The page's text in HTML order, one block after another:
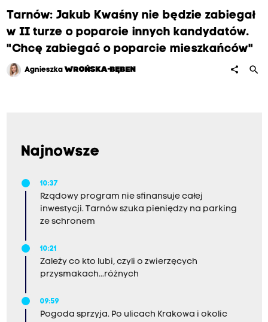
Tarnów: Jakub Kwaśny nie będzie zabiegał
w II turze o poparcie innych kandydatów.
"Chcę zabiegać o poparcie mieszkańców"
Agnieszka WROŃSKA-BĘBEN share search
Najnowsze
10:37
Rządowy program nie sfinansuje całej
inwestycji. Tarnów szuka pieniędzy na parking
ze schronem
10:21
Zależy co kto lubi, czyli o zwierzęcych
przysmakach...różnych
09:59
Pogoda sprzyja. Po ulicach Krakowa i okolic